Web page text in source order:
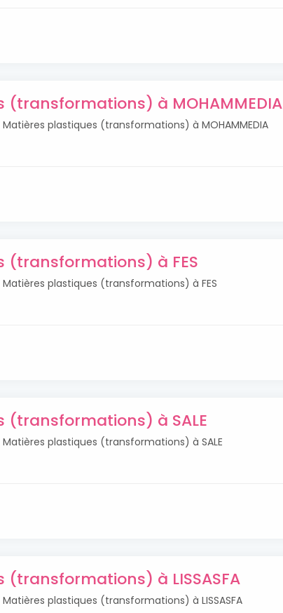
(transformations) à MOHAMMEDIA
plastiques (transformations) à MOHAMMEDIA
(transformations) à FES
plastiques (transformations) à FES
(transformations) à SALE
plastiques (transformations) à SALE
à LISSASFA
plastiques (transformations) à LISSASFA